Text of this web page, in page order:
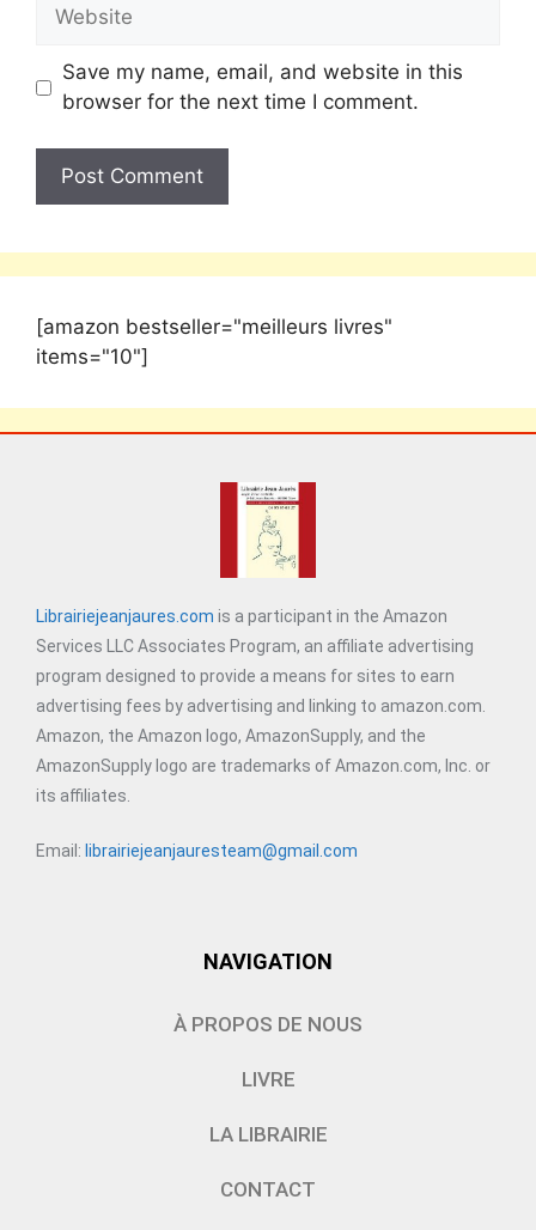
Save my name, email, and website in this
browser for the next time I comment.
[amazon bestseller="meilleurs livres"
items="10"]
Librairiejeanjaures.com is a participant in the Amazon
Services LLC Associates Program, an affiliate advertising
program designed to provide a means for sites to earn
advertising fees by advertising and linking to amazon.com.
Amazon, the Amazon logo, AmazonSupply, and the
AmazonSupply logo are trademarks of Amazon.com, Inc. or
its affiliates.
Email: librairiejeanjauresteam@gmail.com
NAVIGATION
À PROPOS DE NOUS
LIVRE
LA LIBRAIRIE
CONTACT